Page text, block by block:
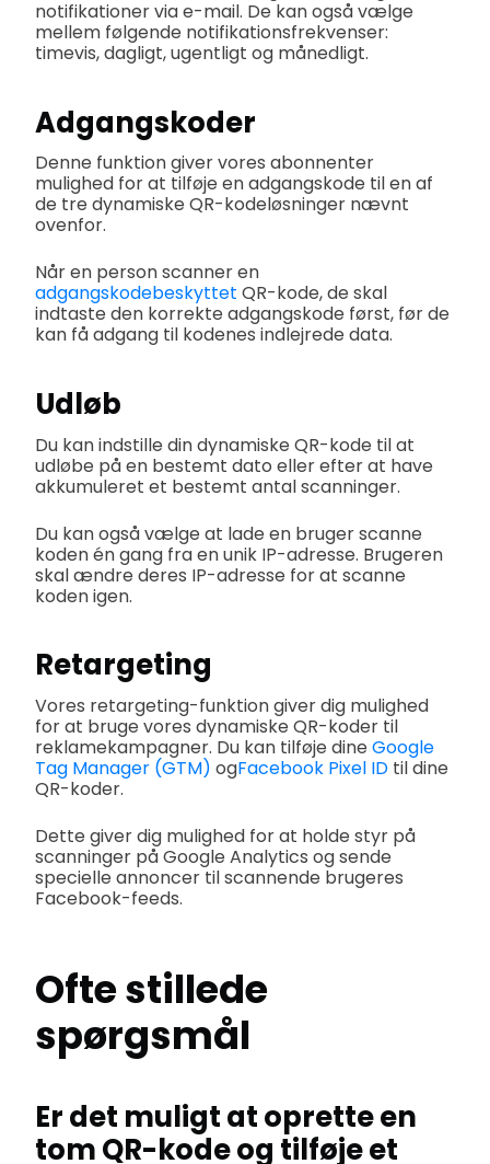
notifikationer via e-mail. De kan også vælge
mellem følgende notifikationsfrekvenser:
timevis, dagligt, ugentligt og månedligt.
Adgangskoder
Denne funktion giver vores abonnenter
mulighed for at tilføje en adgangskode til en af
de tre dynamiske QR-kodeløsninger nævnt
ovenfor.
Når en person scanner en
adgangskodebeskyttet QR-kode, de skal
indtaste den korrekte adgangskode først, før de
kan få adgang til kodenes indlejrede data.
Udløb
Du kan indstille din dynamiske QR-kode til at
udløbe på en bestemt dato eller efter at have
akkumuleret et bestemt antal scanninger.
Du kan også vælge at lade en bruger scanne
koden én gang fra en unik IP-adresse. Brugeren
skal ændre deres IP-adresse for at scanne
koden igen.
Retargeting
Vores retargeting-funktion giver dig mulighed
for at bruge vores dynamiske QR-koder til
reklamekampagner. Du kan tilføje dine Google
Tag Manager (GTM) ogFacebook Pixel ID til dine
QR-koder.
Dette giver dig mulighed for at holde styr på
scanninger på Google Analytics og sende
specielle annoncer til scannende brugeres
Facebook-feeds.
Ofte stillede
spørgsmål
Er det muligt at oprette en
tom QR-kode og tilføje et